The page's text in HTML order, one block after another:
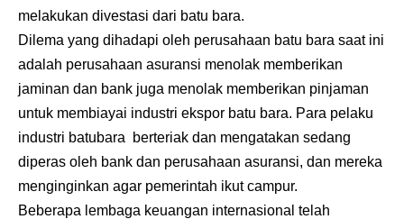
melakukan divestasi dari batu bara.
Dilema yang dihadapi oleh perusahaan batu bara saat ini
adalah perusahaan asuransi menolak memberikan
jaminan dan bank juga menolak memberikan pinjaman
untuk membiayai industri ekspor batu bara. Para pelaku
industri batubara berteriak dan mengatakan sedang
diperas oleh bank dan perusahaan asuransi, dan mereka
menginginkan agar pemerintah ikut campur.
Beberapa lembaga keuangan internasional telah